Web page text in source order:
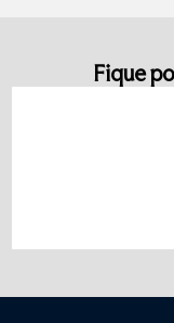
Fique